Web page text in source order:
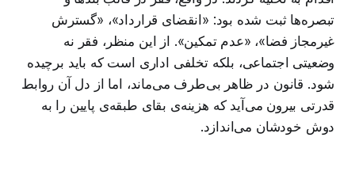
تبصره‌ها ثبت شده بود: «انقضای قرارداد»، «گسترش
غیرمجاز فضا»، «عدم تمکین». از این منظر، فقر نه
وضعیتی اجتماعی، بلکه تخلفی اداری است که باید برچیده
شود. قانون در ظاهر بی‌طرف می‌ماند، اما از دل آن روابط
قدرتی بیرون می‌آید که هزینه‌ی بقای طبقه‌ی پایین را به
دوش خودشان می‌اندازد.